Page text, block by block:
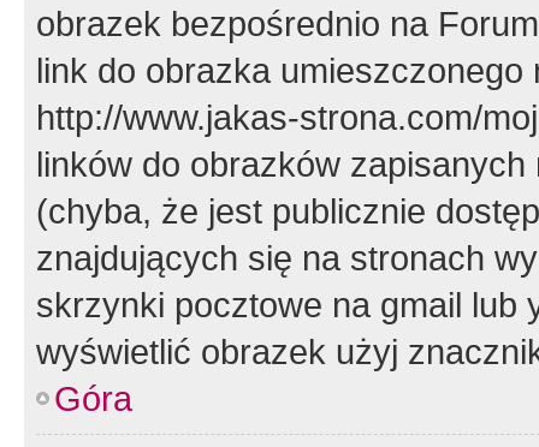
obrazek bezpośrednio na
link do obrazka
http://www.jakas-strona.com/
linków do obrazków
(chyba, że jest publicznie
znajdujących się na stronach
skrzynki pocztowe na gmail lub
wyświetlić obrazek użyj
Góra